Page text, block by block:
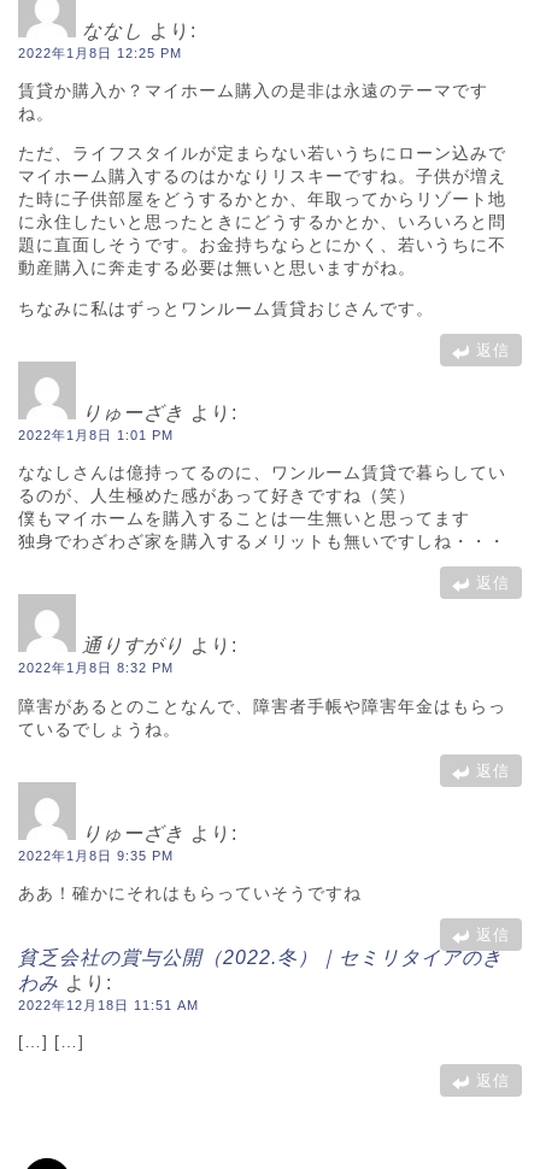
ななし より:
2022年1月8日 12:25 PM
賃貸か購入か？マイホーム購入の是非は永遠のテーマです
ね。
ただ、ライフスタイルが定まらない若いうちにローン込みで
マイホーム購入するのはかなりリスキーですね。子供が増え
た時に子供部屋をどうするかとか、年取ってからリゾート地
に永住したいと思ったときにどうするかとか、いろいろと問
題に直面しそうです。お金持ちならとにかく、若いうちに不
動産購入に奔走する必要は無いと思いますがね。
ちなみに私はずっとワンルーム賃貸おじさんです。
返信
りゅーざき より:
2022年1月8日 1:01 PM
ななしさんは億持ってるのに、ワンルーム賃貸で暮らしてい
るのが、人生極めた感があって好きですね（笑）
僕もマイホームを購入することは一生無いと思ってます
独身でわざわざ家を購入するメリットも無いですしね・・・
返信
通りすがり より:
2022年1月8日 8:32 PM
障害があるとのことなんで、障害者手帳や障害年金はもらっ
ているでしょうね。
返信
りゅーざき より:
2022年1月8日 9:35 PM
ああ！確かにそれはもらっていそうですね
返信
貧乏会社の賞与公開（2022.冬）｜セミリタイアのき
わみ より:
2022年12月18日 11:51 AM
[…] […]
返信